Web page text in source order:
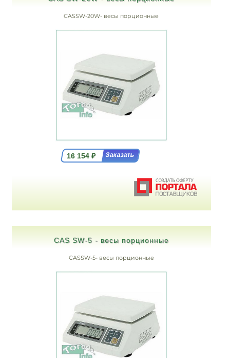
CASSW-20W- весы порционные
16 154₽
CAS SW-5 - весы порционные
CASSW-5- весы порционные